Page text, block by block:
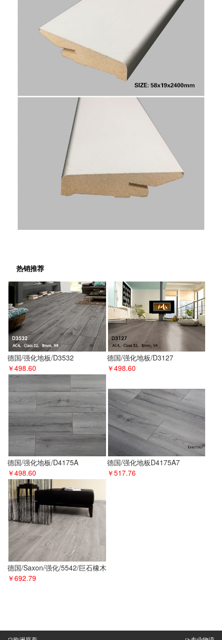
热销推荐
德国/强化地板/D3532
￥498.60
德国/强化地板/D3127
￥498.60
德国/强化地板/D4175A
￥498.60
德国/强化地板D4175A7
￥517.76
德国/Saxon/强化/5542/巨石橡木
￥692.79